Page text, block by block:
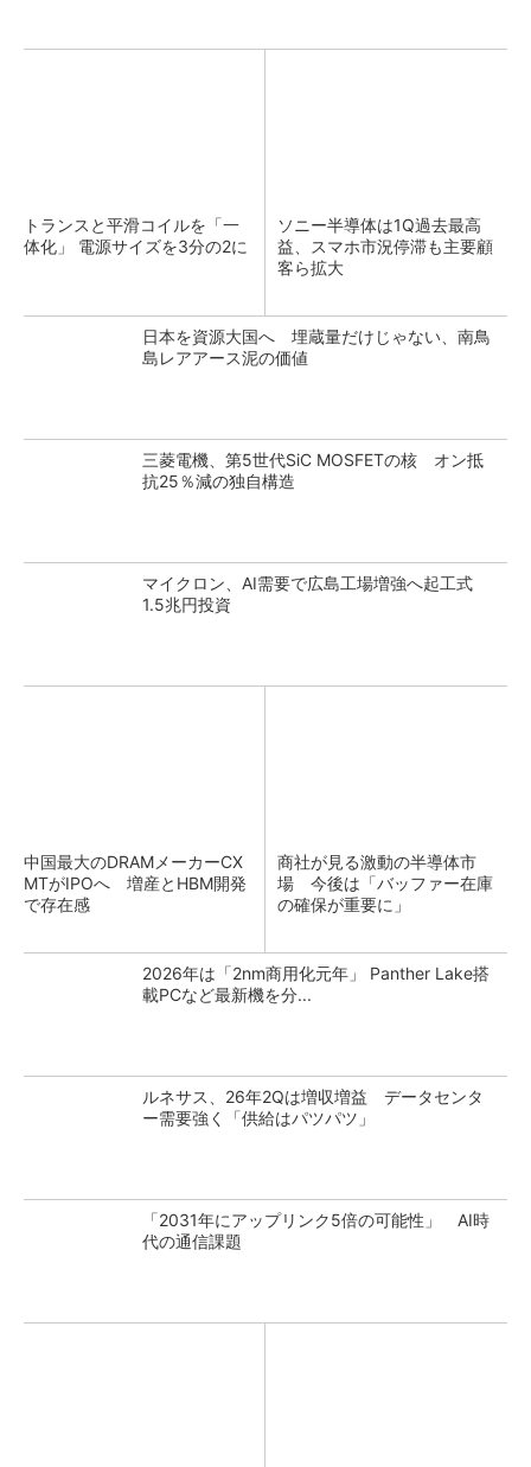
トランスと平滑コイルを「一
体化」 電源サイズを3分の2に
ソニー半導体は1Q過去最高
益、スマホ市況停滞も主要顧
客ら拡大
日本を資源大国へ 埋蔵量だけじゃない、南鳥
島レアアース泥の価値
三菱電機、第5世代SiC MOSFETの核 オン抵
抗25％減の独自構造
マイクロン、AI需要で広島工場増強へ起工式
1.5兆円投資
中国最大のDRAMメーカーCX
MTがIPOへ 増産とHBM開発
で存在感
商社が見る激動の半導体市
場 今後は「バッファー在庫
の確保が重要に」
2026年は「2nm商用化元年」 Panther Lake搭
載PCなど最新機を分...
ルネサス、26年2Qは増収増益 データセンタ
ー需要強く「供給はパツパツ」
「2031年にアップリンク5倍の可能性」 AI時
代の通信課題